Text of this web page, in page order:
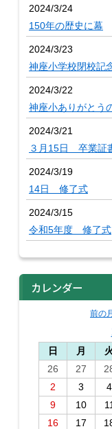
2024/3/24
150年の歴史に幕
2024/3/23
神座小学校閉校記
2024/3/22
神座小ありがとう
2024/3/21
３月15日 卒業証
2024/3/19
14日 修了式
2024/3/15
令和5年度 修了式
カレンダー
前の
日 月
26
27
2
3 4
9
10 11
16
17